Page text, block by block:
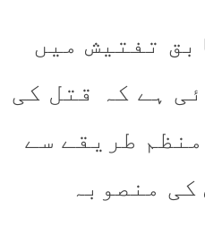
تفتیش میں
ہے کہ قتل کی
طریقے سے
منصوبہ